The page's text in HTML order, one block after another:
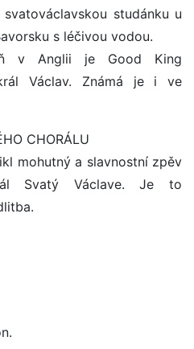
studánku u
s léčivou vodou.
v Anglii je Good King
Václav. Známá je i ve
CHORÁLU
mohutný a slavnostní zpěv
Svatý Václave. Je to